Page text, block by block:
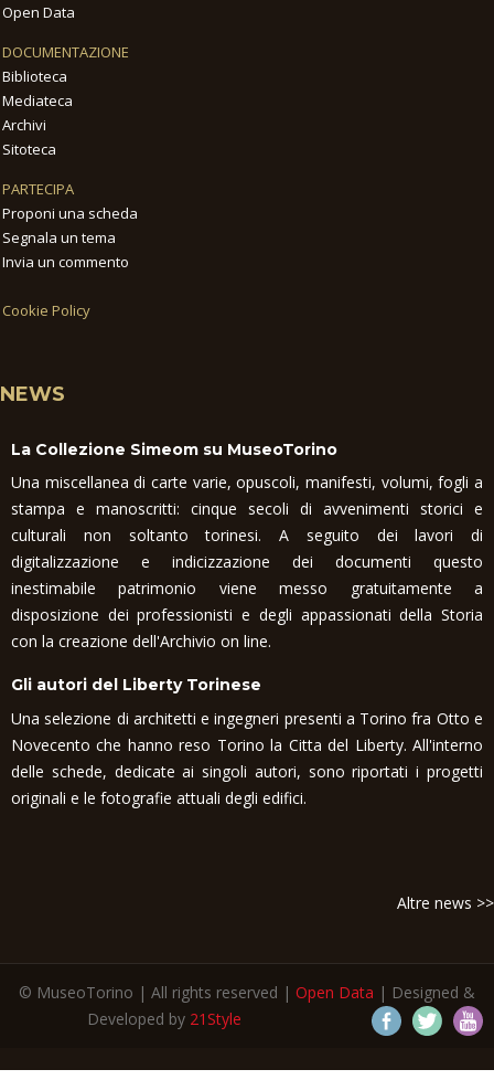
Open Data
DOCUMENTAZIONE
Biblioteca
Mediateca
Archivi
Sitoteca
PARTECIPA
Proponi una scheda
Segnala un tema
Invia un commento
Cookie Policy
NEWS
La Collezione Simeom su MuseoTorino
Una miscellanea di carte varie, opuscoli, manifesti, volumi, fogli a
stampa e manoscritti: cinque secoli di avvenimenti storici e
culturali non soltanto torinesi. A seguito dei lavori di
digitalizzazione e indicizzazione dei documenti questo
inestimabile patrimonio viene messo gratuitamente a
disposizione dei professionisti e degli appassionati della Storia
con la creazione dell'Archivio on line.
Gli autori del Liberty Torinese
Una selezione di architetti e ingegneri presenti a Torino fra Otto e
Novecento che hanno reso Torino la Citta del Liberty. All'interno
delle schede, dedicate ai singoli autori, sono riportati i progetti
originali e le fotografie attuali degli edifici.
Altre news >>
© MuseoTorino | All rights reserved | Open Data | Designed &
Developed by 21Style